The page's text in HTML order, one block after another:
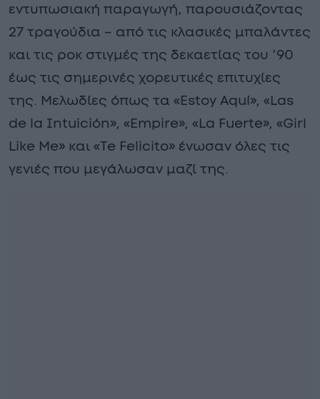
εντυπωσιακή παραγωγή, παρουσιάζοντας
27 τραγούδια – από τις κλασικές μπαλάντες
και τις ροκ στιγμές της δεκαετίας του ’90
έως τις σημερινές χορευτικές επιτυχίες
της. Μελωδίες όπως τα «Estoy Aquí», «Las
de la Intuición», «Empire», «La Fuerte», «Girl
Like Me» και «Te Felicito» ένωσαν όλες τις
γενιές που μεγάλωσαν μαζί της.